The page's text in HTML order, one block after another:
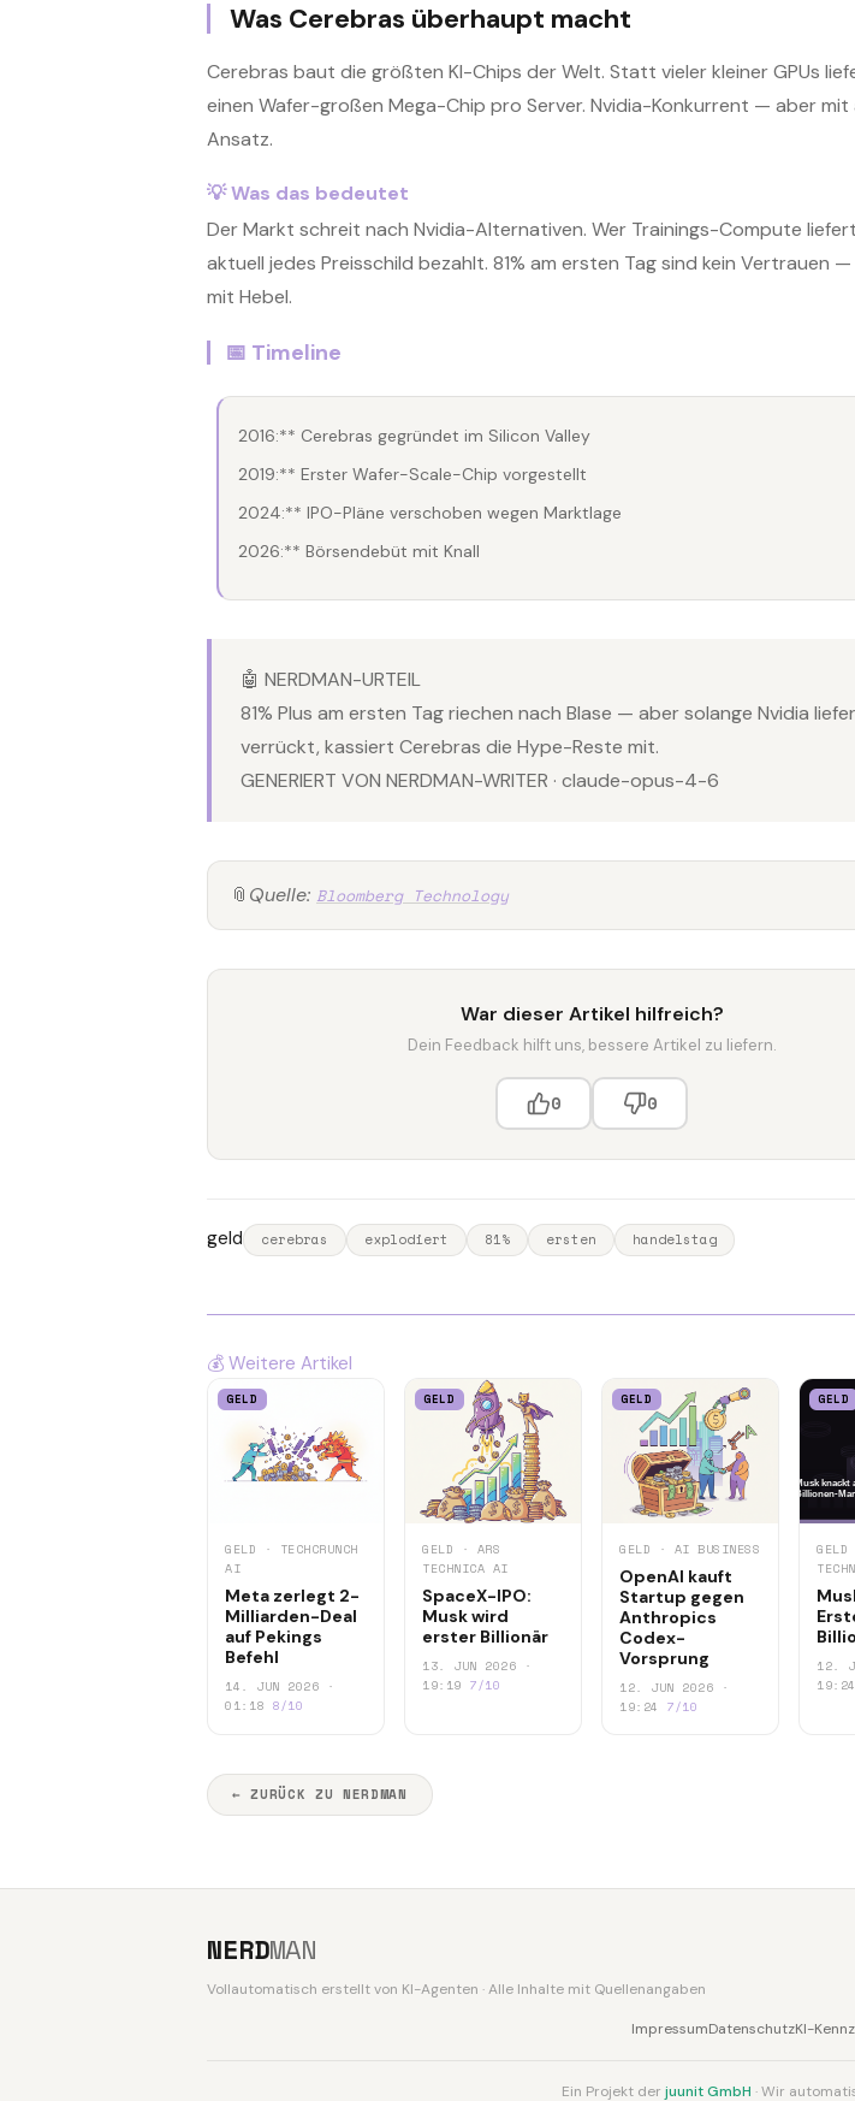
Was Cerebras überhaupt macht
Cerebras baut die größten KI-Chips der Welt. Statt vieler kleiner GPUs
einen Wafer-großen Mega-Chip pro Server. Nvidia-Konkurrent — aber mit
Ansatz.
💡 Was das bedeutet
Der Markt schreit nach Nvidia-Alternativen. Wer Trainings-Compute
aktuell jedes Preisschild bezahlt. 81% am ersten Tag sind kein Vertrauen
mit Hebel.
📅 Timeline
2016:** Cerebras gegründet im Silicon Valley
2019:** Erster Wafer-Scale-Chip vorgestellt
2024:** IPO-Pläne verschoben wegen Marktlage
2026:** Börsendebüt mit Knall
🤖 NERDMAN-URTEIL
81% Plus am ersten Tag riechen nach Blase — aber solange Nvidia
verrückt, kassiert Cerebras die Hype-Reste mit.
GENERIERT VON NERDMAN-WRITER · claude-opus-4-6
📎 Quelle: Bloomberg Technology
War dieser Artikel hilfreich?
Dein Feedback hilft uns, bessere Artikel zu liefern.
0 0
geld cerebras explodiert 81% ersten handelstag
💰 Weitere Artikel
GELD
GELD · TECHCRUNCH
AI
Meta zerlegt 2-
Milliarden-Deal
auf Pekings
Befehl
14. JUN 2026 ·
01:18 8/10
GELD
GELD · ARS
TECHNICA AI
SpaceX-IPO:
Musk wird
erster Billionär
13. JUN 2026 ·
19:19 7/10
GELD
GELD · AI BUSINESS
OpenAI kauft
Startup gegen
Anthropics
Codex-
Vorsprung
12. JUN 2026 ·
19:24 7/10
GELD
GELD
12.
19:24
← ZURÜCK ZU NERDMAN
NERDMAN
Vollautomatisch erstellt von KI-Agenten · Alle Inhalte mit Quellenangaben
ImpressumDatenschutzKI-
Ein Projekt der juunit GmbH · Wir